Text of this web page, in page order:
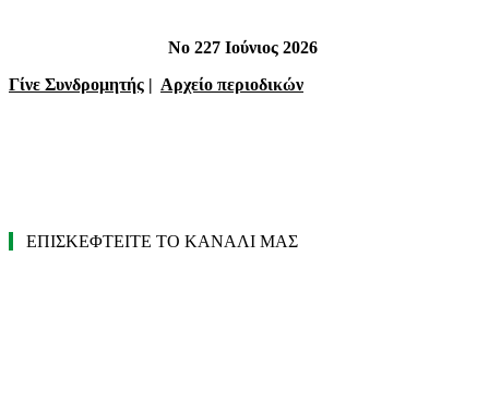
Νο 227 Ιούνιος 2026
Γίνε Συνδρομητής | Αρχείο περιοδικών
ΕΠΙΣΚΕΦΤΕΙΤΕ ΤΟ ΚΑΝΑΛΙ ΜΑΣ